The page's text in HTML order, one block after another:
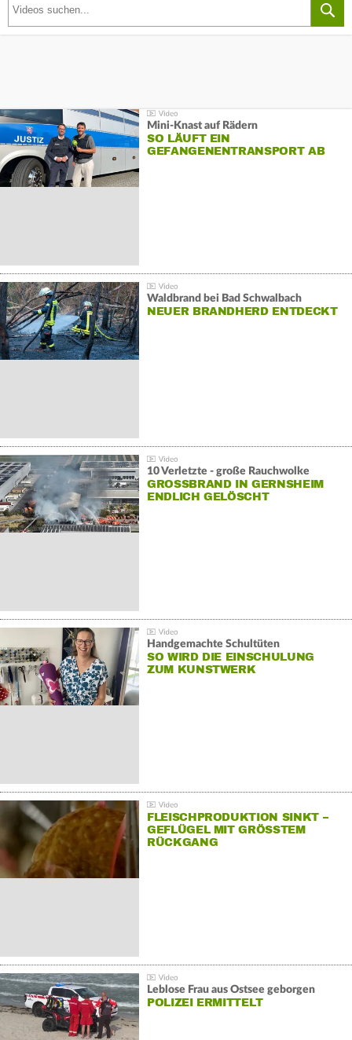
Mini-Knast auf Rädern
SO LÄUFT EIN
GEFANGENENTRANSPORT AB
Waldbrand bei Bad Schwalbach
NEUER BRANDHERD ENTDECKT
10 Verletzte - große Rauchwolke
GROSSBRAND IN GERNSHEIM E
NDLICH GELÖSCHT
Handgemachte Schultüten
SO WIRD DIE EINSCHULUNG
ZUM KUNSTWERK
FLEISCHPRODUKTION SINKT –
GEFLÜGEL MIT GRÖSSTEM R
ÜCKGANG
Leblose Frau aus Ostsee geborgen
POLIZEI ERMITTELT